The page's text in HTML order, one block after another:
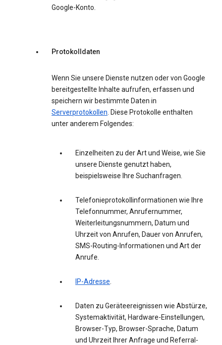
Google-Konto.
Protokolldaten
Wenn Sie unsere Dienste nutzen oder von Google
bereitgestellte Inhalte aufrufen, erfassen und
speichern wir bestimmte Daten in
Serverprotokollen. Diese Protokolle enthalten
unter anderem Folgendes:
Einzelheiten zu der Art und Weise, wie Sie
unsere Dienste genutzt haben,
beispielsweise Ihre Suchanfragen.
Telefonieprotokollinformationen wie Ihre
Telefonnummer, Anrufernummer,
Weiterleitungsnummern, Datum und
Uhrzeit von Anrufen, Dauer von Anrufen,
SMS-Routing-Informationen und Art der
Anrufe.
IP-Adresse.
Daten zu Geräteereignissen wie Abstürze,
Systemaktivität, Hardware-Einstellungen,
Browser-Typ, Browser-Sprache, Datum
und Uhrzeit Ihrer Anfrage und Referral-